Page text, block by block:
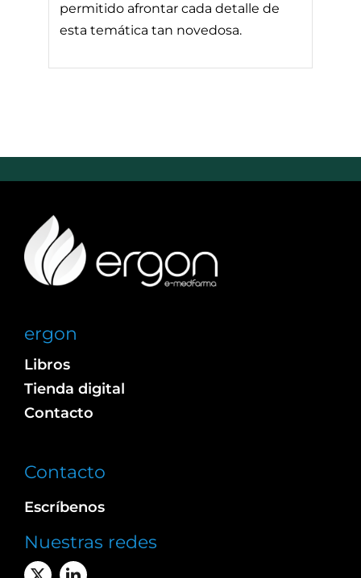
permitido afrontar cada detalle de
esta temática tan novedosa.
ergon
Libros
Tienda digital
Contacto
Contacto
Escríbenos
Nuestras redes